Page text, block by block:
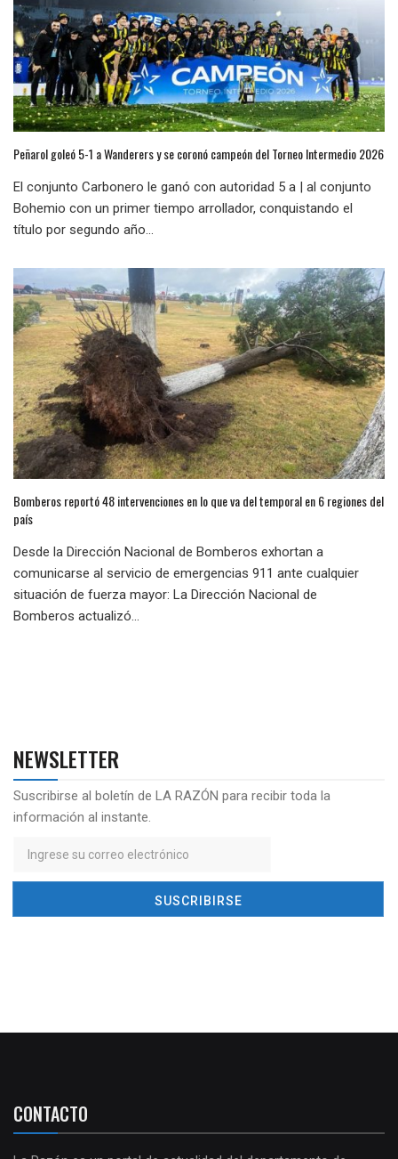
Peñarol goleó 5-1 a Wanderers y se coronó campeón del Torneo Intermedio 2026
El conjunto Carbonero le ganó con autoridad 5 a | al conjunto
Bohemio con un primer tiempo arrollador, conquistando el
título por segundo año...
Bomberos reportó 48 intervenciones en lo que va del temporal en 6 regiones del
país
Desde la Dirección Nacional de Bomberos exhortan a
comunicarse al servicio de emergencias 911 ante cualquier
situación de fuerza mayor: La Dirección Nacional de
Bomberos actualizó...
NEWSLETTER
Suscribirse al boletín de LA RAZÓN para recibir toda la
información al instante.
CONTACTO